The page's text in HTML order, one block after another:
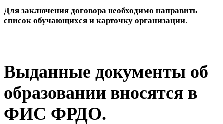
Для заключения договора необходимо направить
список обучающихся и карточку организации.
Выданные документы об
образовании вносятся в
ФИС ФРДО.